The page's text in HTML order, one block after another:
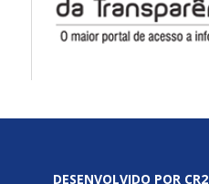
DESENVOLVIDO POR CR2